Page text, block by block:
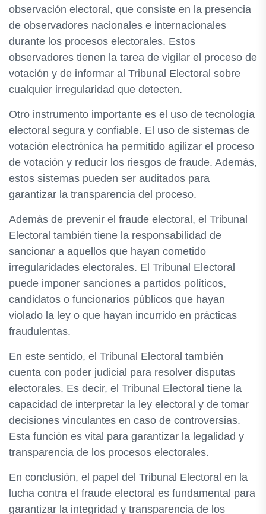
observación electoral, que consiste en la presencia
de observadores nacionales e internacionales
durante los procesos electorales. Estos
observadores tienen la tarea de vigilar el proceso de
votación y de informar al Tribunal Electoral sobre
cualquier irregularidad que detecten.
Otro instrumento importante es el uso de tecnología
electoral segura y confiable. El uso de sistemas de
votación electrónica ha permitido agilizar el proceso
de votación y reducir los riesgos de fraude. Además,
estos sistemas pueden ser auditados para
garantizar la transparencia del proceso.
Además de prevenir el fraude electoral, el Tribunal
Electoral también tiene la responsabilidad de
sancionar a aquellos que hayan cometido
irregularidades electorales. El Tribunal Electoral
puede imponer sanciones a partidos políticos,
candidatos o funcionarios públicos que hayan
violado la ley o que hayan incurrido en prácticas
fraudulentas.
En este sentido, el Tribunal Electoral también
cuenta con poder judicial para resolver disputas
electorales. Es decir, el Tribunal Electoral tiene la
capacidad de interpretar la ley electoral y de tomar
decisiones vinculantes en caso de controversias.
Esta función es vital para garantizar la legalidad y
transparencia de los procesos electorales.
En conclusión, el papel del Tribunal Electoral en la
lucha contra el fraude electoral es fundamental para
garantizar la integridad y transparencia de los